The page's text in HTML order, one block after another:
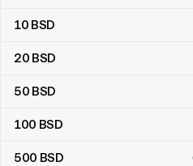
10 BSD
20 BSD
50 BSD
100 BSD
500 BSD